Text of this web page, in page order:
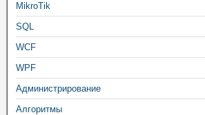
MikroTik
SQL
WCF
WPF
Администрирование
Алгоритмы